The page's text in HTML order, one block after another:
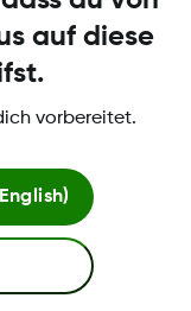
auf diese
vorbereitet.